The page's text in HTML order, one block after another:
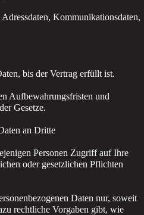
Kommunikationsdaten,
bis der Vertrag erfüllt ist.
Aufbewahrungsfristen und
Gesetze.
an Dritte
Personen Zugriff auf Ihre
oder gesetzlichen Pflichten
Daten nur, soweit
rechtliche Vorgaben gibt, wie